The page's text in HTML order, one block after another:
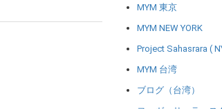
MYM 東京
MYM NEW YORK
Project Sahasrara (
MYM 台湾
ブログ（台湾）